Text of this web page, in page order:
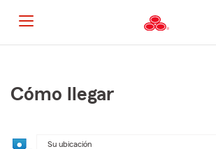
al
contenido
principal
principal
Cómo llegar
Su ubicación